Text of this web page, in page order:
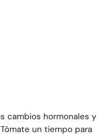
cambios hormonales y
un tiempo para